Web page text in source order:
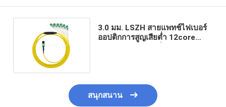
3.0 มม. LSZH สายแพทช์ไฟเบอร์
ออปติกการสูญเสียต่ำ 12core
สนุกสนาน